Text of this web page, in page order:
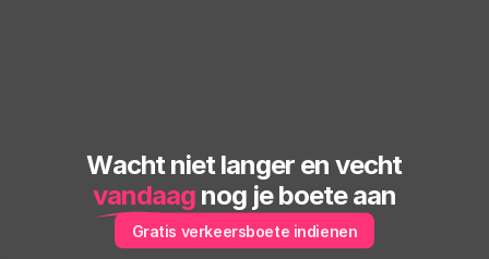
Wacht niet langer en vecht
vandaag nog je boete aan
Gratis verkeersboete indienen